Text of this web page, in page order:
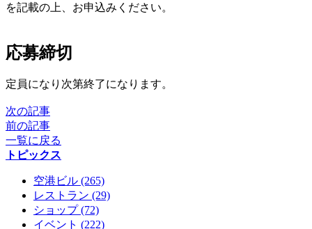
を記載の上、お申込みください。
応募締切
定員になり次第終了になります。
次の記事
前の記事
一覧に戻る
トピックス
空港ビル (265)
レストラン (29)
ショップ (72)
イベント (222)